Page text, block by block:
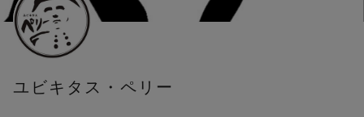
ユビキタス・ペリー